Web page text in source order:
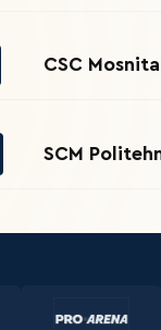
CSC
SCM